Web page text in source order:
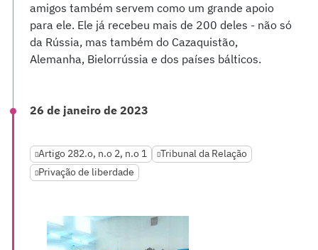
amigos também servem como um grande apoio
para ele. Ele já recebeu mais de 200 deles - não só
da Rússia, mas também do Cazaquistão,
Alemanha, Bielorrússia e dos países bálticos.
26 de janeiro de 2023
Artigo 282.o, n.o 2, n.o 1
Tribunal da Relação
Privação de liberdade